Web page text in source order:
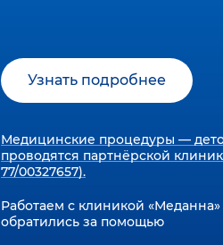
Узнать подробнее
Медицинские процедуры —
проводятся партнёрской
77/00327657).
Работаем с клиникой «Меданна»
обратились за помощью